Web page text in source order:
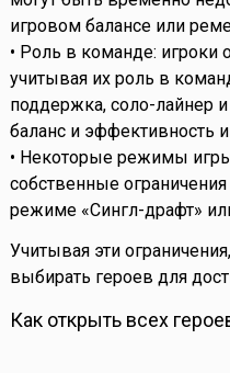
игровом балансе или
• Роль в команде:
учитывая их роль в
поддержка, соло-лайнер и
баланс и эффективность
• Некоторые режимы
собственные
режиме «Сингл-драфт»
Учитывая эти
выбирать героев для
Как открыть всех